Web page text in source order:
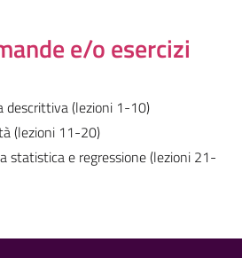
e/o esercizi
descrittiva (lezioni 1-10)
(lezioni 11-20)
statistica e regressione (lezioni 21-